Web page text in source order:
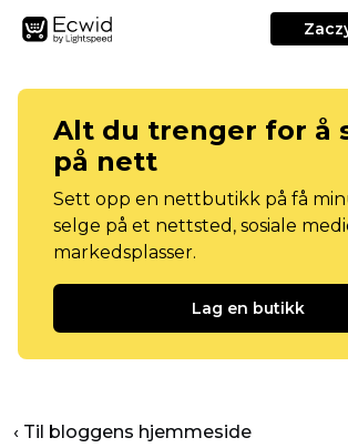
Alt du trenger for å
på nett
Sett opp en nettbutikk på få
selge på et nettsted, sosiale
markedsplasser.
Lag en butikk
‹ Til bloggens hjemmeside